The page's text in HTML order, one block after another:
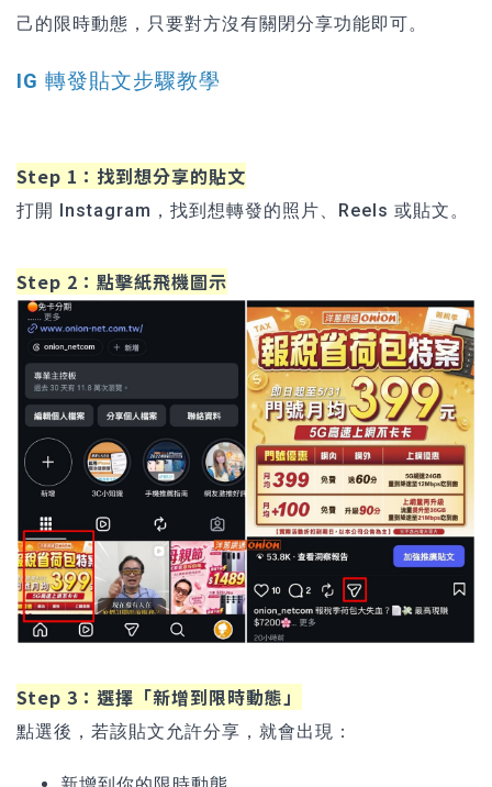
己的限時動態，只要對方沒有關閉分享功能即可。
IG 轉發貼文步驟教學
Step 1：找到想分享的貼文
打開 Instagram，找到想轉發的照片、Reels 或貼文。
Step 2：點擊紙飛機圖示
Step 3：選擇「新增到限時動態」
點選後，若該貼文允許分享，就會出現：